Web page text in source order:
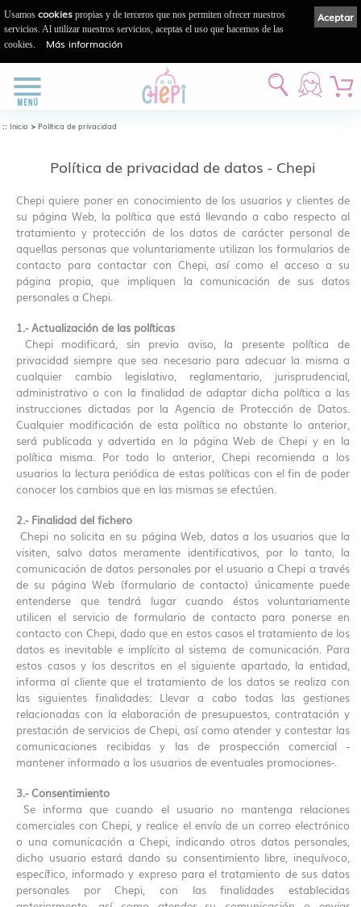
:: Inicio > Política de privacidad
Política de privacidad de datos - Chepi
Chepi quiere poner en conocimiento de los usuarios y clientes de
su página Web, la política que está llevando a cabo respecto al
tratamiento y protección de los datos de carácter personal de
aquellas personas que voluntariamente utilizan los formularios de
contacto para contactar con Chepi, así como el acceso a su
página propia, que impliquen la comunicación de sus datos
personales a Chepi.
1.- Actualización de las políticas
Chepi modificará, sin previo aviso, la presente política de
privacidad siempre que sea necesario para adecuar la misma a
cualquier cambio legislativo, reglamentario, jurisprudencial,
administrativo o con la finalidad de adaptar dicha política a las
instrucciones dictadas por la Agencia de Protección de Datos.
Cualquier modificación de esta política no obstante lo anterior,
será publicada y advertida en la página Web de Chepi y en la
política misma. Por todo lo anterior, Chepi recomienda a los
usuarios la lectura periódica de estas políticas con el fin de poder
conocer los cambios que en las mismas se efectúen.
2.- Finalidad del fichero
Chepi no solicita en su página Web, datos a los usuarios que la
visiten, salvo datos meramente identificativos, por lo tanto, la
comunicación de datos personales por el usuario a Chepi a través
de su página Web (formulario de contacto) únicamente puede
entenderse que tendrá lugar cuando éstos voluntariamente
utilicen el servicio de formulario de contacto para ponerse en
contacto con Chepi, dado que en estos casos el tratamiento de los
datos es inevitable e implícito al sistema de comunicación. Para
estos casos y los descritos en el siguiente apartado, la entidad,
informa al cliente que el tratamiento de los datos se realiza con
las siguientes finalidades: Llevar a cabo todas las gestiones
relacionadas con la elaboración de presupuestos, contratación y
prestación de servicios de Chepi, así como atender y contestar las
comunicaciones recibidas y las de prospección comercial -
mantener informado a los usuarios de eventuales promociones-.
3.- Consentimiento
Se informa que cuando el usuario no mantenga relaciones
comerciales con Chepi, y realice el envío de un correo electrónico
o una comunicación a Chepi, indicando otros datos personales,
dicho usuario estará dando su consentimiento libre, inequívoco,
específico, informado y expreso para el tratamiento de sus datos
personales por Chepi, con las finalidades establecidas
Aceptar
Usamos cookies propias y de terceros que nos permiten ofrecer nuestros
servicios. Al utilizar nuestros servicios, aceptas el uso que hacemos de las
cookies.
Más información